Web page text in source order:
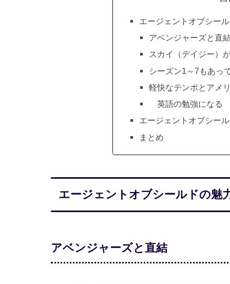
エージェントオブシー
アベンジャーズと直
スカイ（デイジー）
シーズン1～7もあっ
軽快なテンポとアメ
英語の勉強になる
エージェントオブシー
まとめ
エージェントオブシールドの魅
アベンジャーズと直結